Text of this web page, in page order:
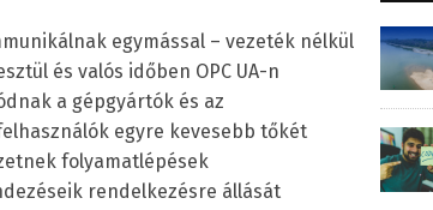
egymással – vezeték nélkül
és valós időben OPC UA-n
a gépgyártók és az
egyre kevesebb tőkét
folyamatlépések
rendelkezésre állását